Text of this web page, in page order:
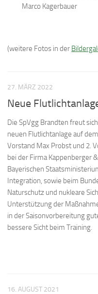
Marco Kagerbauer
(weitere Fotos in der
27. MÄRZ 2022
Neue
Die SpVgg Brandten freut
neuen Flutlichtanlage auf
Vorstand Max Probst und 2.
bei der Firma Kappenberger
Bayerischen
Integration, sowie beim
Naturschutz und nukleare
Unterstützung der
in der Saisonvorbereitung
bessere Sicht beim Training.
16. AUGUST 2021